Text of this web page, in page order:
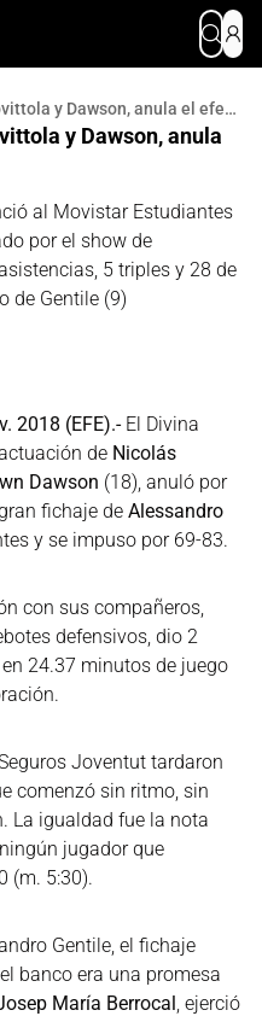
Divina Joventut, con Laprovittola y Dawson, anula el efecto Gentile (69-83)
y Dawson, anula
al Movistar Estudiantes
por el show de
5 triples y 28 de
de Gentile (9)
2018 (EFE).-El Divina
de Nicolás
Dawson (18), anuló por
fichaje de Alessandro
y se impuso por 69-83.
con sus compañeros,
defensivos, dio 2
24.37 minutos de juego
Joventut tardaron
comenzó sin ritmo, sin
La igualdad fue la nota
jugador que
(m. 5:30).
Gentile, el fichaje
banco era una promesa
María Berrocal, ejerció